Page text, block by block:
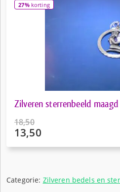
€56,00.
27%korting
Zilveren sterrenbeeld maagd
18,50
Oorspronkelijke
13,50
Categorie: Zilveren bedels en